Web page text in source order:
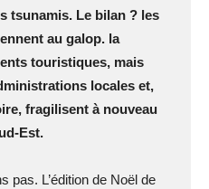
tsunamis. Le bilan ? les
au galop. la
touristiques, mais
locales et,
fragilisent à nouveau
Est.
pas. L’édition de Noël de